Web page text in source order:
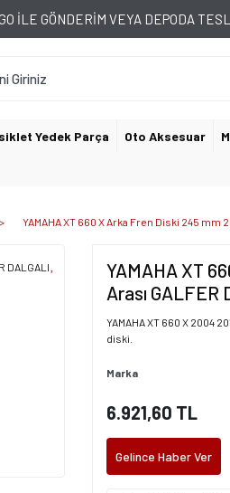
İLE GÖNDERİM VEYA DEPODA
Yedek Parça Oto Aksesuar
YAMAHA XT 660 X Arka Fren Diski 245 mm
YAMAHA XT
Arası GALFER
YAMAHA XT 660 X 2004
diski.
Marka
6.921,60 TL
Gelince Haber Ver